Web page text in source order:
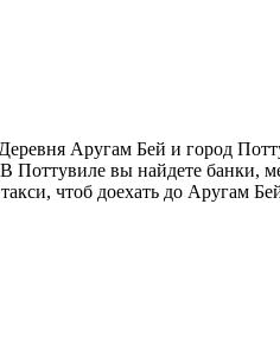
Аругам Бей и город
вы найдете банки,
чтоб доехать до Аругам